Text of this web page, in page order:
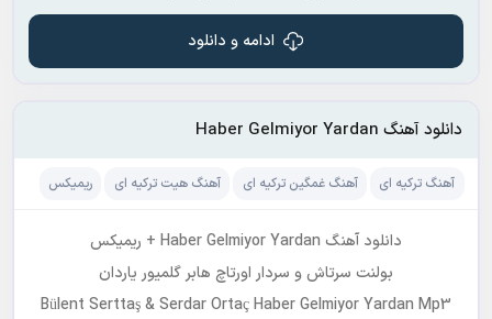
ادامه و دانلود
دانلود آهنگ Haber Gelmiyor Yardan
آهنگ ترکیه ای آهنگ غمگین ترکیه ای آهنگ هیت ترکیه ای ریمیکس
دانلود آهنگ Haber Gelmiyor Yardan + ریمیکس
بولنت سرتاش و سردار اورتاچ هابر گلمیور یاردان
Bülent Serttaş & Serdar Ortaç Haber Gelmiyor Yardan Mp3